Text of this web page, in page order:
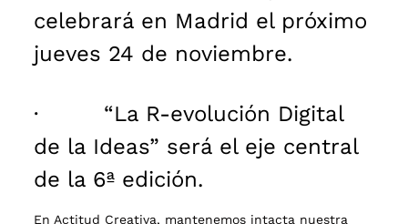
celebrará en Madrid el próximo
jueves 24 de noviembre.
· “La R-evolución Digital
de la Ideas” será el eje central
de la 6ª edición.
En Actitud Creativa, mantenemos intacta nuestra